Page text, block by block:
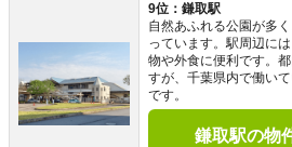
9位：鎌取駅
自然あふれる公園が多
っています。駅周辺に
物や外食に便利です。
すが、千葉県内で働い
です。
鎌取駅の物